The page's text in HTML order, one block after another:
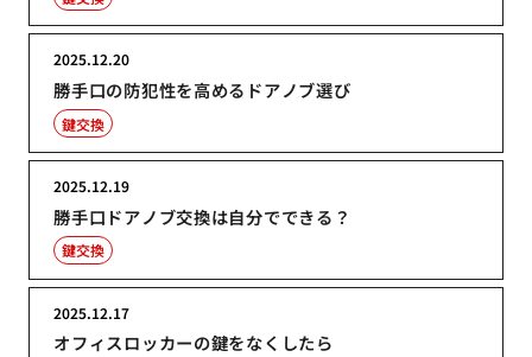
勝手口の防犯性を高めるドアノブ選び
2025.12.20
鍵交換
勝手口ドアノブ交換は自分でできる？
2025.12.19
鍵交換
オフィスロッカーの鍵をなくしたら
2025.12.17